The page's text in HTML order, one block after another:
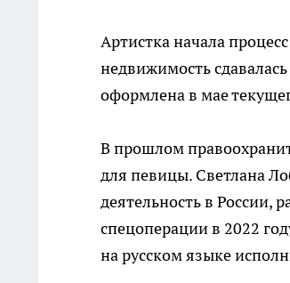
Артистка начала
недвижимость
оформлена в мае
В прошлом
для певицы. Светлана
деятельность в России,
спецоперации в 2022
на русском языке